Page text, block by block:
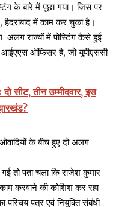
के बारे में पूछा गया। जिस पर
हैदराबाद में काम कर चुका है।
अलग राज्यों में पोस्टिंग कैसे हुई
आईएएस ऑफिसर है, जो यूपीएससी
सीट, तीन उम्मीदवार, इस
के बीच हुए दो अलग-
तो पता चला कि राजेश कुमार
करवाने की कोशिश कर रहा
परिचय पत्र एवं नियुक्ति संबंधी